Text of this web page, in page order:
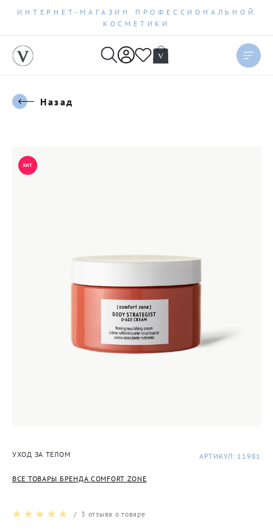
ИНТЕРНЕТ-МАГАЗИН ПРОФЕССИОНАЛЬНОЙ
КОСМЕТИКИ
Назад
ХИТ
УХОД ЗА ТЕЛОМ
ВСЕ ТОВАРЫ БРЕНДА COMFORT ZONE
АРТИКУЛ: 11981
/ 3 отзыва о товаре